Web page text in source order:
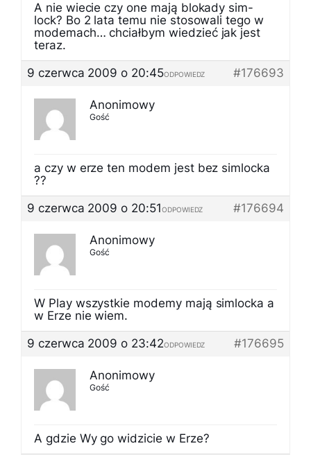
A nie wiecie czy one mają blokady sim-
lock? Bo 2 lata temu nie stosowali tego w
modemach… chciałbym wiedzieć jak jest
teraz.
9 czerwca 2009 o 20:45
#176693
ODPOWIEDZ
Anonimowy
Gość
a czy w erze ten modem jest bez simlocka
??
9 czerwca 2009 o 20:51
#176694
ODPOWIEDZ
Anonimowy
Gość
W Play wszystkie modemy mają simlocka a
w Erze nie wiem.
9 czerwca 2009 o 23:42
#176695
ODPOWIEDZ
Anonimowy
Gość
A gdzie Wy go widzicie w Erze?